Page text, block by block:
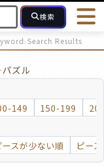
検索
ログイン
最近投稿され
50～99 100
Search Results
ズル
149 150-199
ースが少ない順 ピー